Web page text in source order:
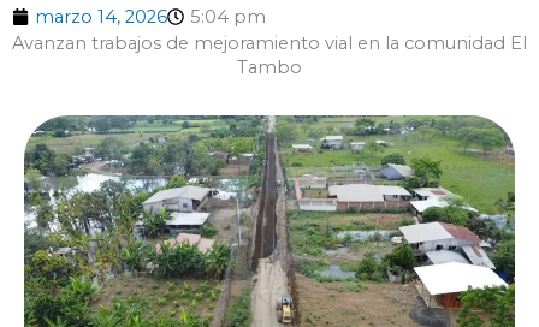
marzo 14, 2026
5:04 pm
Avanzan trabajos de mejoramiento vial en la comunidad El
Tambo